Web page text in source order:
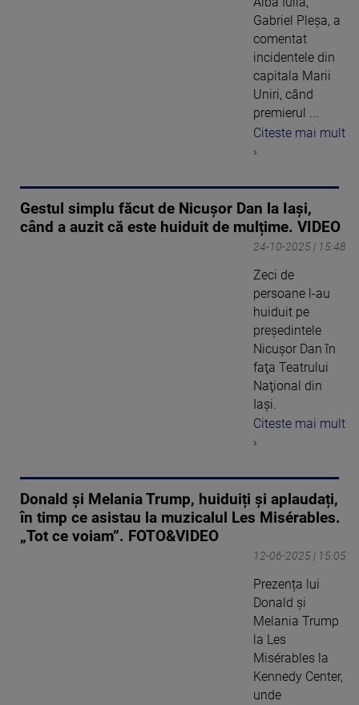
Gabriel Pleșa, a
comentat
incidentele din
capitala Marii
Uniri, când
premierul ...
Citeste mai mult
›
Gestul simplu făcut de Nicușor Dan la Iași,
când a auzit că este huiduit de mulțime. VIDEO
24-10-2025 | 15:48
Zeci de
persoane l-au
huiduit pe
preşedintele
Nicuşor Dan în
faţa Teatrului
Naţional din
Iaşi.
Citeste mai mult
›
Donald și Melania Trump, huiduiți și aplaudați,
în timp ce asistau la muzicalul Les Misérables.
„Tot ce voiam”. FOTO&VIDEO
12-06-2025 | 15:05
Prezența lui
Donald și
Melania Trump
la Les
Misérables la
Kennedy Center,
unde